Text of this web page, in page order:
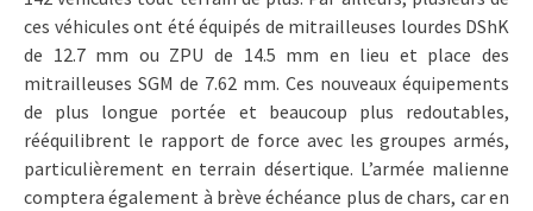
ces véhicules ont été équipés de mitrailleuses lourdes DShK
de 12.7 mm ou ZPU de 14.5 mm en lieu et place des
mitrailleuses SGM de 7.62 mm. Ces nouveaux équipements
de plus longue portée et beaucoup plus redoutables,
rééquilibrent le rapport de force avec les groupes armés,
particulièrement en terrain désertique. L’armée malienne
comptera également à brève échéance plus de chars, car en